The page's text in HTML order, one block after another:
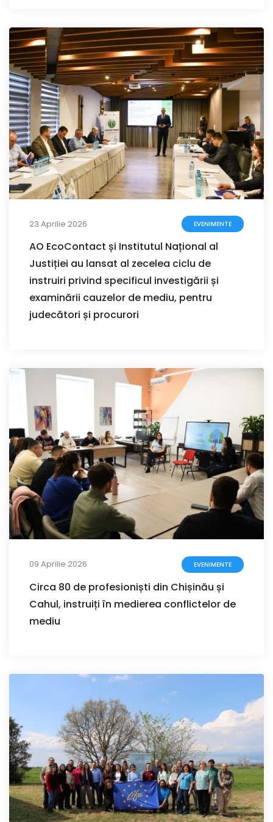
23 Aprilie 2026 EVENIMENTE
AO EcoContact și Institutul Național al
Justiției au lansat al zecelea ciclu de
instruiri privind specificul investigării și
examinării cauzelor de mediu, pentru
judecători și procurori
09 Aprilie 2026 EVENIMENTE
Circa 80 de profesioniști din Chișinău și
Cahul, instruiți în medierea conflictelor de
mediu